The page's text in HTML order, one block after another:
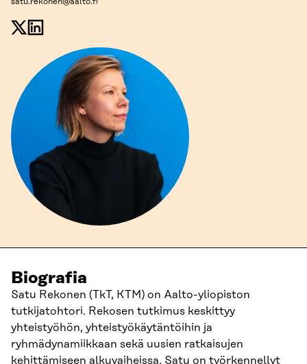
Biografia
Satu Rekonen (TkT, KTM) on Aalto-yliopiston
tutkijatohtori. Rekosen tutkimus keskittyy
yhteistyöhön, yhteistyökäytäntöihin ja
ryhmädynamiikkaan sekä uusien ratkaisujen
kehittämiseen alkuvaiheissa. Satu on työrkennellyt